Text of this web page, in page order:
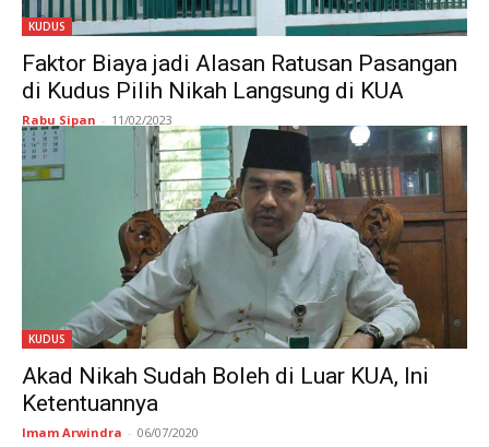
KUDUS
Faktor Biaya jadi Alasan Ratusan Pasangan
di Kudus Pilih Nikah Langsung di KUA
Rabu Sipan - 11/02/2023
KUDUS
Akad Nikah Sudah Boleh di Luar KUA, Ini
Ketentuannya
Imam Arwindra - 06/07/2020